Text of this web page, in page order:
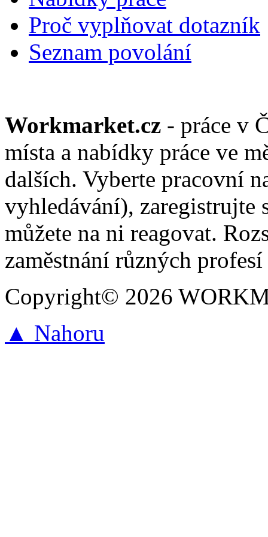
Proč vyplňovat dotazník
Seznam povolání
Workmarket.cz - práce v
místa a nabídky práce ve
dalších. Vyberte pracovní
vyhledávání), zaregistrujte
můžete na ni reagovat.
zaměstnání různých
Copyright© 2026
▲ Nahoru